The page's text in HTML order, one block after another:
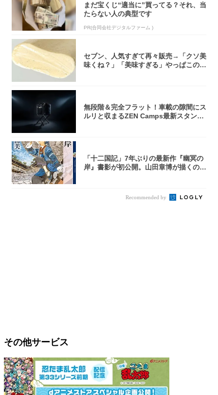
まだ宝くじ“適当に”買ってる？それ、当
たらない人の典型です
PR(合同会社デジタルファーム )
セブン、人気すぎて再々販売→「クソ美
味くね？」「美味すぎる」やっぱこのク
無段階＆完全フラット！車載の隙間にス
ルリと収まるZEN Camps最新スタンド
「十二国記」7年ぶりの最新作『幽冥の
岸』書影が初公開。山田章博が描くのは
Recommended by
その他サービス